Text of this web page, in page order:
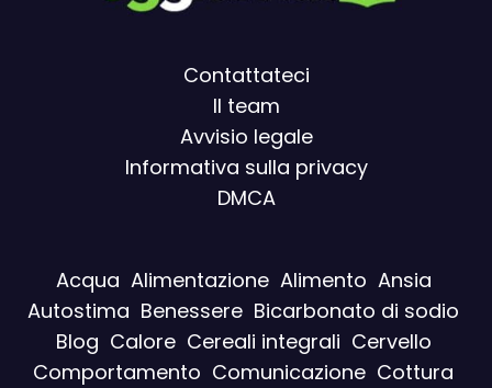
Contattateci
Il team
Avvisio legale
Informativa sulla privacy
DMCA
Acqua Alimentazione Alimento Ansia
Autostima Benessere Bicarbonato di sodio
Blog Calore Cereali integrali Cervello
Comportamento Comunicazione Cottura